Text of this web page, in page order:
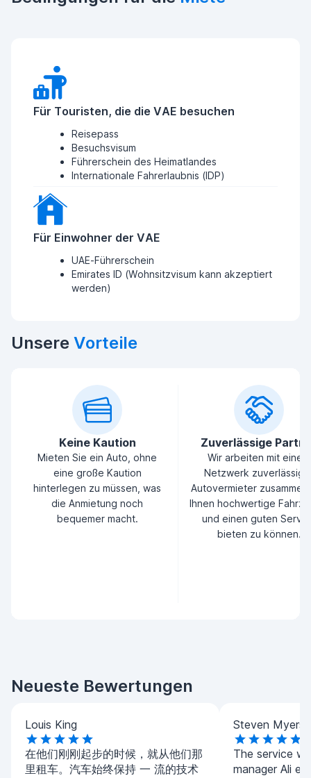
Für Touristen, die die VAE besuchen
Reisepass
Besuchsvisum
Führerschein des Heimatlandes
Internationale Fahrerlaubnis (IDP)
Für Einwohner der VAE
UAE-Führerschein
Emirates ID (Wohnsitzvisum kann akzeptiert
werden)
Unsere Vorteile
Keine Kaution
Mieten Sie ein Auto, ohne
eine große Kaution
hinterlegen zu müssen, was
die Anmietung noch
bequemer macht.
Zuverlässige
Wir arbeiten mit einem
Netzwerk
Autovermieter
Ihnen hochwertige
und einen guten
bieten zu können.
Neueste Bewertungen
Louis King
在他们刚刚起步的时候，就从他们那
里租车。汽车始终保持 一 流的技术
Steven Myers
The service
manager Ali